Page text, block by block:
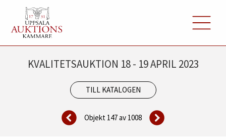
KVALITETSAUKTION 18 - 19 APRIL 2023
TILL KATALOGEN
Objekt 147 av 1008